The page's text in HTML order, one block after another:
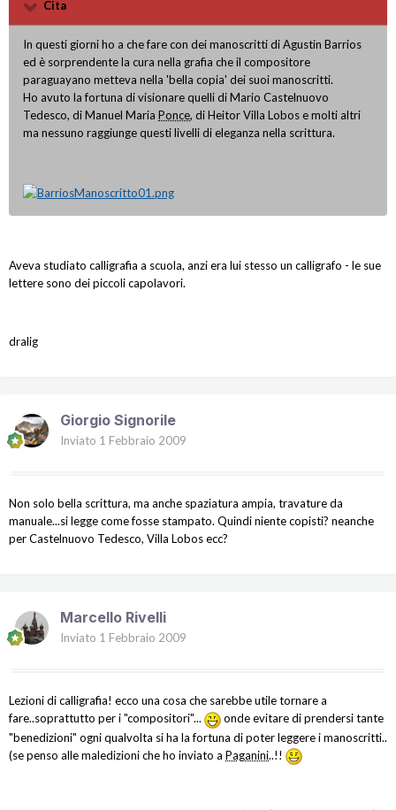
Cita
In questi giorni ho a che fare con dei manoscritti di Agustin Barrios
ed è sorprendente la cura nella grafia che il compositore
paraguayano metteva nella 'bella copia' dei suoi manoscritti.
Ho avuto la fortuna di visionare quelli di Mario Castelnuovo
Tedesco, di Manuel Maria Ponce, di Heitor Villa Lobos e molti altri
ma nessuno raggiunge questi livelli di eleganza nella scrittura.
Aveva studiato calligrafia a scuola, anzi era lui stesso un calligrafo - le sue
lettere sono dei piccoli capolavori.
dralig
Giorgio Signorile
Inviato 1 Febbraio 2009
Non solo bella scrittura, ma anche spaziatura ampia, travature da
manuale...si legge come fosse stampato. Quindi niente copisti? neanche
per Castelnuovo Tedesco, Villa Lobos ecc?
Marcello Rivelli
Inviato 1 Febbraio 2009
Lezioni di calligrafia! ecco una cosa che sarebbe utile tornare a
fare..soprattutto per i "compositori"...
onde evitare di prendersi tante
"benedizioni" ogni qualvolta si ha la fortuna di poter leggere i manoscritti..
(se penso alle maledizioni che ho inviato a Paganini..!!